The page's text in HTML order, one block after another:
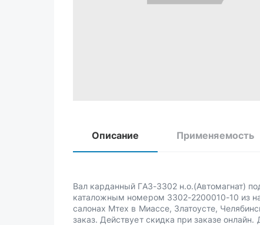
Описание Применяемость
Вал карданный ГАЗ-3302 н.о.(Автомагнат)
каталожным номером 3302-2200010-10 из
салонах Мтех в Миассе, Златоусте,
заказ. Действует скидка при заказе онлайн.